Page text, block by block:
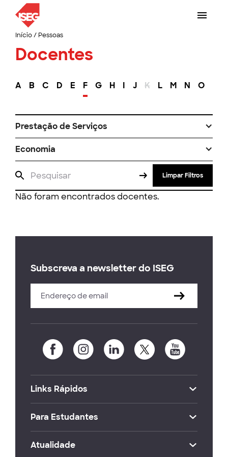
Início/ Pessoas
Docentes
A B C D E F G H I J K L M N O
Prestação de Serviços
Economia
Limpar Filtros
Não foram encontrados docentes.
Subscreva a newsletter do ISEG
Links Rápidos
Para Estudantes
Atualidade